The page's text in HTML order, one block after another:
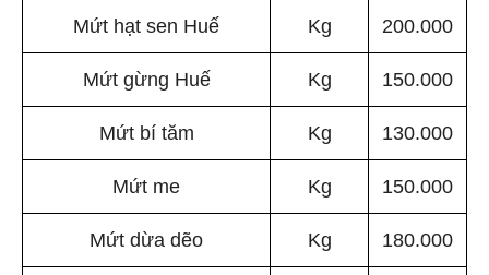
Mứt hạt sen Huế Kg 200.000
Mứt gừng Huế Kg 150.000
Mứt bí tăm Kg 130.000
Mứt me Kg 150.000
Mứt dừa dẽo Kg 180.000